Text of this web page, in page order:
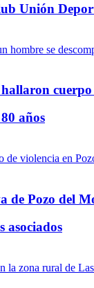
Unión
años
de Pozo del
asociados